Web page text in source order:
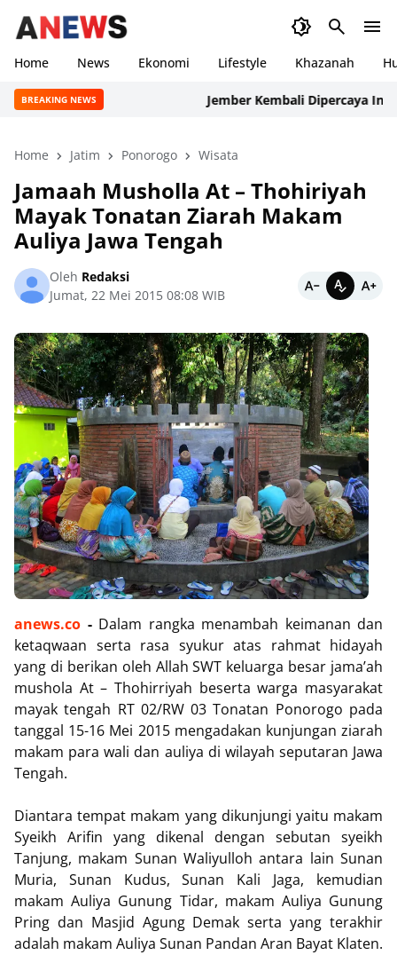
Home News Ekonomi Lifestyle Khazanah
BREAKING NEWS Jember Kembali Dipercaya
Home Jatim Ponorogo Wisata
Jamaah Musholla At – Thohiriyah
Mayak Tonatan Ziarah Makam
Auliya Jawa Tengah
Oleh Redaksi
Jumat, 22 Mei 2015 08:08 WIB
anews.co - Dalam rangka menambah keimanan dan
ketaqwaan serta rasa syukur atas rahmat hidayah
yang di berikan oleh Allah SWT keluarga besar jama’ah
mushola At – Thohirriyah beserta warga masyarakat
mayak tengah RT 02/RW 03 Tonatan Ponorogo pada
tanggal 15-16 Mei 2015 mengadakan kunjungan ziarah
makam para wali dan auliya di wilayah seputaran Jawa
Tengah.
Diantara tempat makam yang dikunjungi yaitu makam
Syeikh Arifin yang dikenal dengan sebutan syeikh
Tanjung, makam Sunan Waliyulloh antara lain Sunan
Muria, Sunan Kudus, Sunan Kali Jaga, kemudian
makam Auliya Gunung Tidar, makam Auliya Gunung
Pring dan Masjid Agung Demak serta yang terakhir
adalah makam Auliya Sunan Pandan Aran Bayat Klaten.